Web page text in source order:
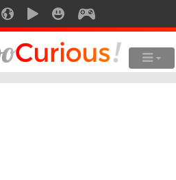
SOOFRESHSOOCURIOUSSOOMOTION
SOOSMILE